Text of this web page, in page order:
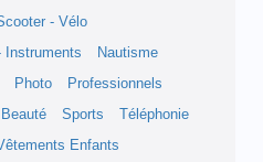
- Vélo
Instruments
Nautisme
Photo
Professionnels
Sports
Téléphonie
Enfants